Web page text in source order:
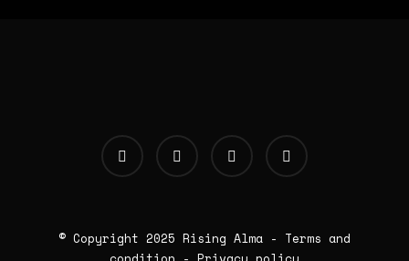
© Copyright 2025 Rising Alma - Terms and